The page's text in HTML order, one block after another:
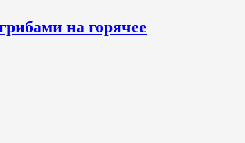
на горячее